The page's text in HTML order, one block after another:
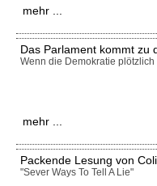
mehr ...
Das Parlament kommt zu
Wenn die Demokratie
mehr ...
Packende Lesung von
"Sever Ways To Tell A Lie"